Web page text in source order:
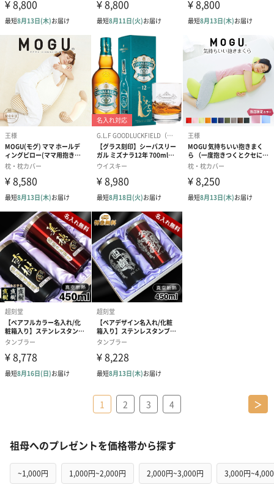
1 2 3 4 ＞
祖母へのプレゼントを価格帯から探す
~1,000円 1,000円~2,000円 2,000円~3,000円 3,000円